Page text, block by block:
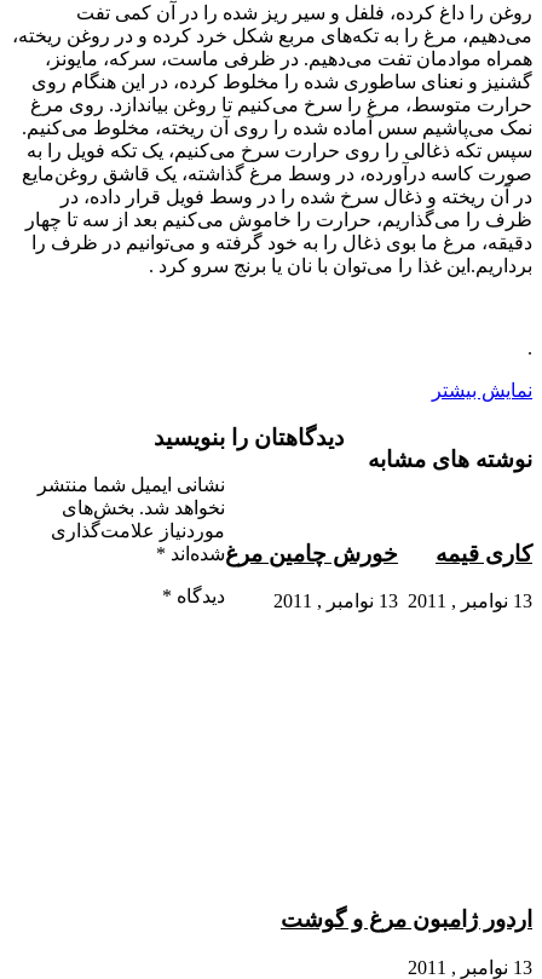
روغن را داغ کرده، فلفل و سیر ریز شده را در آن کمی تفت
می‌دهیم، مرغ را به تکه‌های مربع شکل خرد کرده و در روغن ریخته،
همراه موادمان تفت می‌دهیم. در ظرفی ماست، سرکه، مایونز،
گشنیز و نعنای ساطوری شده را مخلوط کرده، در این هنگام روی
حرارت متوسط، مرغ را سرخ می‌کنیم تا روغن بیاندازد. روی مرغ
نمک می‌پاشیم سس آماده شده را روی آن ریخته، مخلوط می‌کنیم.
سپس تکه ذغالی را روی حرارت سرخ می‌کنیم، یک تکه فویل را به
صورت کاسه درآورده، در وسط مرغ گذاشته، یک قاشق روغن‌مایع
در آن ریخته و ذغال سرخ شده را در وسط فویل قرار داده، در
ظرف را می‌گذاریم، حرارت را خاموش می‌کنیم بعد از سه تا چهار
دقیقه، مرغ ما بوی ذغال را به خود گرفته و می‌توانیم در ظرف را
برداریم.این غذا را می‌توان با نان یا برنج سرو کرد .
.
نمایش بیشتر
نوشته های مشابه
کاری قیمه
13 نوامبر , 2011
خورش چامین مرغ
13 نوامبر , 2011
اردور ژامبون مرغ و گوشت
13 نوامبر , 2011
دیدگاهتان را بنویسید
نشانی ایمیل شما منتشر
نخواهد شد. بخش‌های
موردنیاز علامت‌گذاری
شده‌اند *
دیدگاه *